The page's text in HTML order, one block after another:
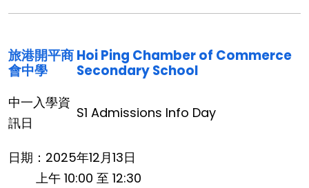
旅港開平商
會中學
Hoi Ping Chamber of Commerce
Secondary School
中一入學資
訊日
S1 Admissions Info Day
日期：2025年12月13日
上午 10:00 至 12:30